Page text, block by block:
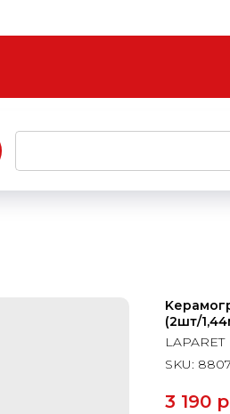
(2шт/
LAPARET
SKU:
3 190